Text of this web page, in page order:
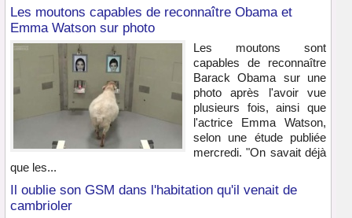
Les moutons capables de reconnaître Obama et
Emma Watson sur photo
Les moutons sont
capables de reconnaître
Barack Obama sur une
photo après l'avoir vue
plusieurs fois, ainsi que
l'actrice Emma Watson,
selon une étude publiée
mercredi. "On savait déjà
que les...
Il oublie son GSM dans l'habitation qu'il venait de
cambrioler